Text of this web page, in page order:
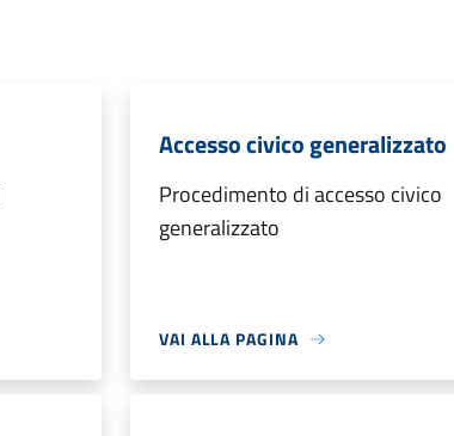
Accesso civico generalizzato
Procedimento di accesso civico
generalizzato
VAI ALLA PAGINA